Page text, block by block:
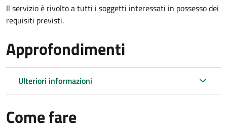
Il servizio è rivolto a tutti i soggetti interessati in possesso dei
requisiti previsti.
Approfondimenti
Ulteriori informazioni
Come fare